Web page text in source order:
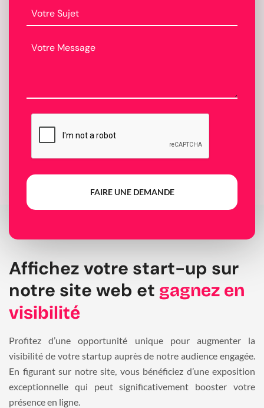
FAIRE UNE DEMANDE
Affichez votre start-up sur
notre site web et gagnez en
visibilité
Profitez d’une opportunité unique pour augmenter la
visibilité de votre startup auprès de notre audience engagée.
En figurant sur notre site, vous bénéficiez d’une exposition
exceptionnelle qui peut significativement booster votre
présence en ligne.